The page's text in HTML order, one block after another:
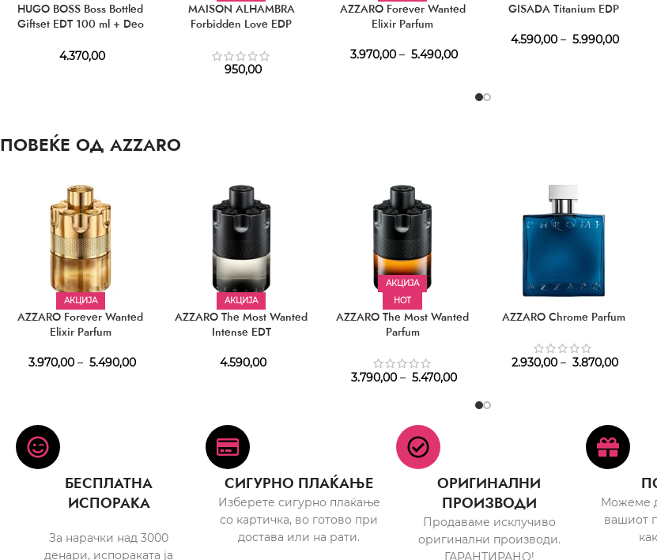
HUGO BOSS Boss Bottled
Giftset EDT 100 ml + Deo
4.370,00
MAISON ALHAMBRA
Forbidden Love EDP
950,00
AZZARO Forever Wanted
Elixir Parfum
3.970,00 – 5.490,00
GISADA Titanium EDP
4.590,00 – 5.990,00
ПОВЕЌЕ ОД AZZARO
АКЦИЈА
AZZARO Forever Wanted
Elixir Parfum
3.970,00 – 5.490,00
АКЦИЈА
AZZARO The Most Wanted
Intense EDT
4.590,00
АКЦИЈА
HOT
AZZARO The Most Wanted
Parfum
3.790,00 – 5.470,00
AZZARO Chrome Parfum
2.930,00 – 3.870,00
БЕСПЛАТНА
ИСПОРАКА
За нарачки над 3000
денари, испораката ја
СИГУРНО ПЛАЌАЊЕ
Изберете сигурно плаќање
со картичка, во готово при
достава или на рати.
ОРИГИНАЛНИ
ПРОИЗВОДИ
Продаваме исклучиво
оригинални производи.
ГАРАНТИРАНО!
Можеме
вашиот